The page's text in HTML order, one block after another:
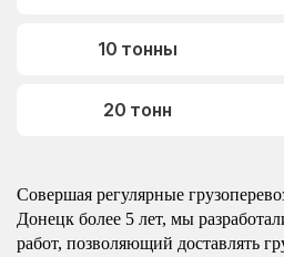
10 тонны
20 тонн
Совершая регулярные
Донецк более 5 лет, мы
работ, позволяющий доставлять